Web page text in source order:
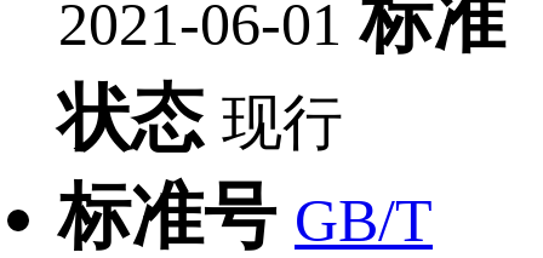
2021-06-01 标准
状态 现行
标准号 GB/T